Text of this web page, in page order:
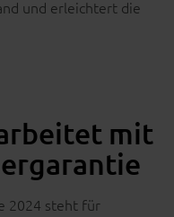
und erleichtert die
mit
2024 steht für